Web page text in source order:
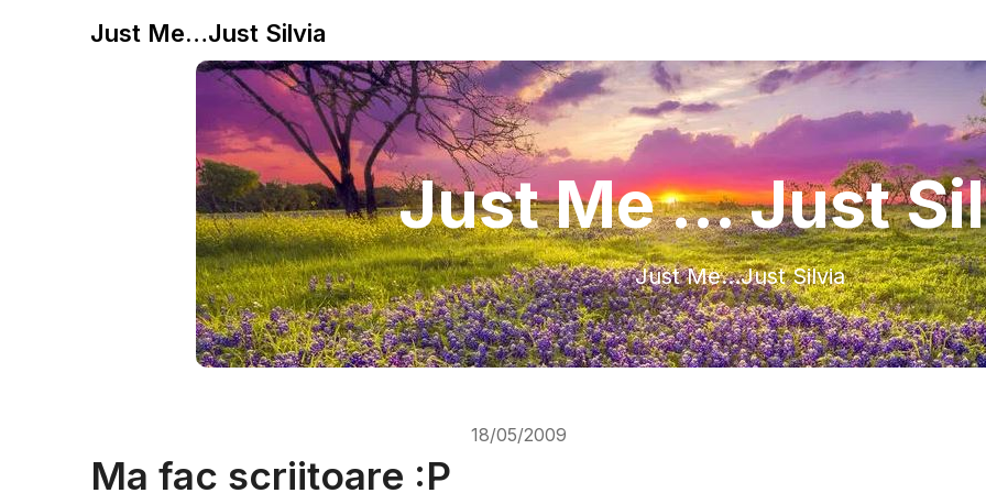
Just Me…Just Silvia
Just Me ... Just
Just Me…Just Silvia
18/05/2009
Ma fac scriitoare :P